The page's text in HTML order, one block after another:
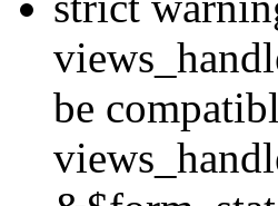
be